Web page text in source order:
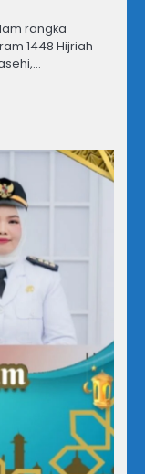
rangka
1448 Hijriah